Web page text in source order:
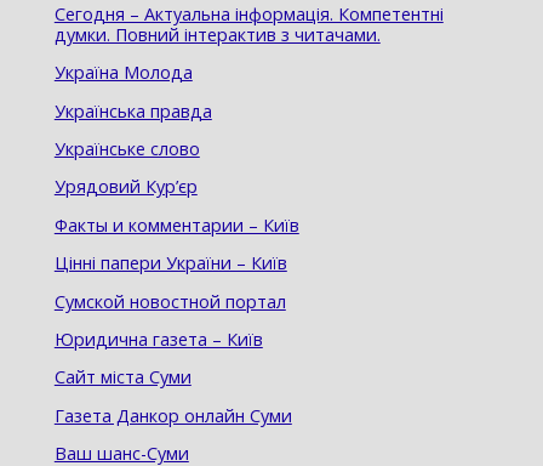
Сегодня – Актуальна інформація. Компетентні
думки. Повний інтерактив з читачами.
Україна Молода
Українська правда
Українське слово
Урядовий Кур’єр
Факты и комментарии – Київ
Цінні папери України – Київ
Сумской новостной портал
Юридична газета – Київ
Cайт міста Суми
Газета Данкор онлайн Суми
Ваш шанс-Суми